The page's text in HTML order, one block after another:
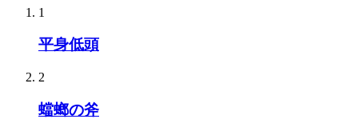
1
平身低頭
2
蟷螂の斧